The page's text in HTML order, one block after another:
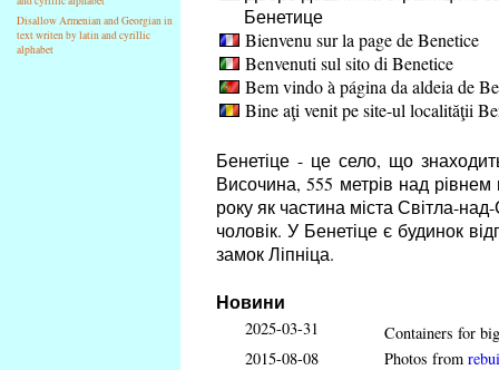
Disallow Armenian and Georgian in
text writen by latin and cyrillic
alphabet
Бенетице
Bienvenu sur la page de Benetice
Benvenuti sul sito di Benetice
Bem vindo à página da aldeia de
Bine aţi venit pe site-ul localităţii
Бенетіце - це село, що
Височина, 555 метрів над
року як частина міста Світла-
чоловік. У Бенетіце є будинок
замок Ліпніца.
Новини
2025-03-31
Containers for
2015-08-08
Photos from